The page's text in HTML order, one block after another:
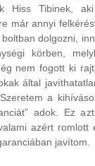
Hiss Tibinek,
már annyi
dolgozni,
körben,
nem fogott ki
által
a
adok. Ez
azért romlott
javítom.